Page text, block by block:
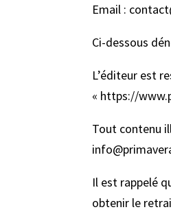
Email :
Ci-dessous
L’éditeur est
« https://
Tout contenu
Il est rappelé
obtenir le